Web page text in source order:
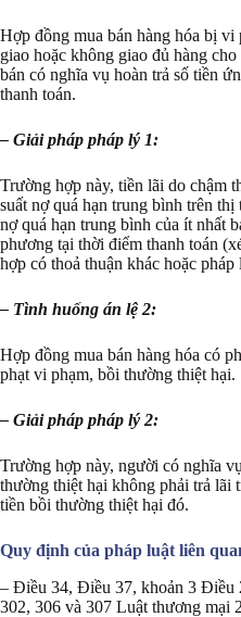
Hợp đồng mua bán hàng hóa bị vi
giao hoặc không giao đủ hàng
bán có nghĩa vụ hoàn trả số tiền
thanh toán.
– Giải pháp pháp lý 1:
Trường hợp này, tiền lãi do chậm
suất nợ quá hạn trung bình trên
nợ quá hạn trung bình của ít nhất
phương tại thời điểm thanh toán
hợp có thoả thuận khác hoặc
– Tình huống án lệ 2:
Hợp đồng mua bán hàng hóa có
phạt vi phạm, bồi thường thiệt hại.
– Giải pháp pháp lý 2:
Trường hợp này, người có nghĩa
thường thiệt hại không phải trả lãi
tiền bồi thường thiệt hại đó.
Quy định của pháp luật liên
– Điều 34, Điều 37, khoản 3 Điều
302, 306 và 307 Luật thương mại